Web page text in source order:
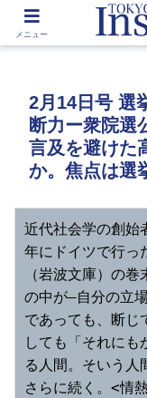
2月14日号 選
断力ー衆院選
言及を避けた
か。焦点は選
近代社会学の創始
年にドイツで行っ
（岩波文庫）の
の中が―自分の立
であっても、断じ
しても「それにも
る人間。そいう人
さらに続く。<情
メニュー